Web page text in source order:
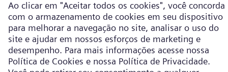
Política de Cookies